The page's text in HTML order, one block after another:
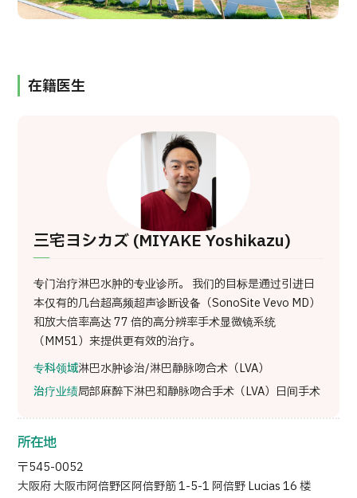
在籍医生
三宅ヨシカズ (MIYAKE Yoshikazu)
专门治疗淋巴水肿的专业诊所。 我们的目标是通过引进日
本仅有的几台超高频超声诊断设备（SonoSite Vevo MD）
和放大倍率高达 77 倍的高分辨率手术显微镜系统
（MM51）来提供更有效的治疗。
专科领域淋巴水肿诊治/淋巴静脉吻合术（LVA）
治疗业绩局部麻醉下淋巴和静脉吻合手术（LVA）日间手术
所在地
〒545-0052
大阪府 大阪市阿倍野区阿倍野筋 1-5-1 阿倍野 Lucias 16 楼